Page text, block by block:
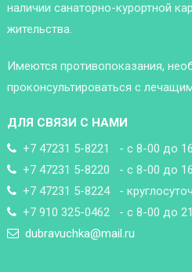
наличии санаторно-курортной
жительства.
Имеются противопоказания,
проконсультироваться с
ДЛЯ СВЯЗИ С НАМИ
+7 47231 5-8221 - с 8-00 до
+7 47231 5-8220 - с 8-00 до
+7 47231 5-8224 -
+7 910 325-0462 - с 8-00 до
dubravuchka@mail.ru